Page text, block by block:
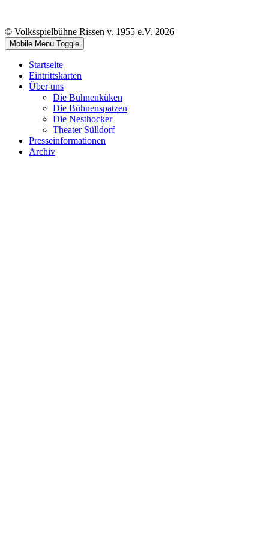
© Volksspielbühne Rissen v. 1955 e.V. 2026
Mobile Menu Toggle
Startseite
Eintrittskarten
Über uns
Die Bühnenküken
Die Bühnenspatzen
Die Nesthocker
Theater Sülldorf
Presseinformationen
Archiv